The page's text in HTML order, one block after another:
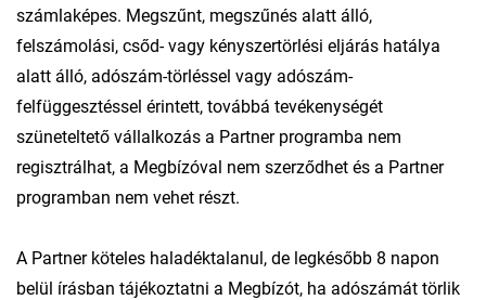
számlaképes. Megszűnt, megszűnés alatt álló,
felszámolási, csőd- vagy kényszertörlési eljárás hatálya
alatt álló, adószám-törléssel vagy adószám-
felfüggesztéssel érintett, továbbá tevékenységét
szüneteltető vállalkozás a Partner programba nem
regisztrálhat, a Megbízóval nem szerződhet és a Partner
programban nem vehet részt.
A Partner köteles haladéktalanul, de legkésőbb 8 napon
belül írásban tájékoztatni a Megbízót, ha adószámát törlik